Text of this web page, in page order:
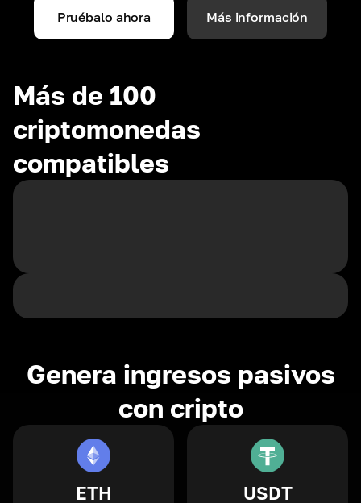
Pruébalo ahora Más información
Más de 100
criptomonedas
compatibles
Genera ingresos pasivos
con cripto
ETH USDT